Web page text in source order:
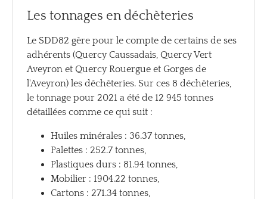
Les tonnages en déchèteries
Le SDD82 gère pour le compte de certains de ses
adhérents (Quercy Caussadais, Quercy Vert
Aveyron et Quercy Rouergue et Gorges de
l'Aveyron) les déchèteries. Sur ces 8 déchèteries,
le tonnage pour 2021 a été de 12 945 tonnes
détaillées comme ce qui suit :
Huiles minérales : 36.37 tonnes,
Palettes : 252.7 tonnes,
Plastiques durs : 81.94 tonnes,
Mobilier : 1904.22 tonnes,
Cartons : 271.34 tonnes,